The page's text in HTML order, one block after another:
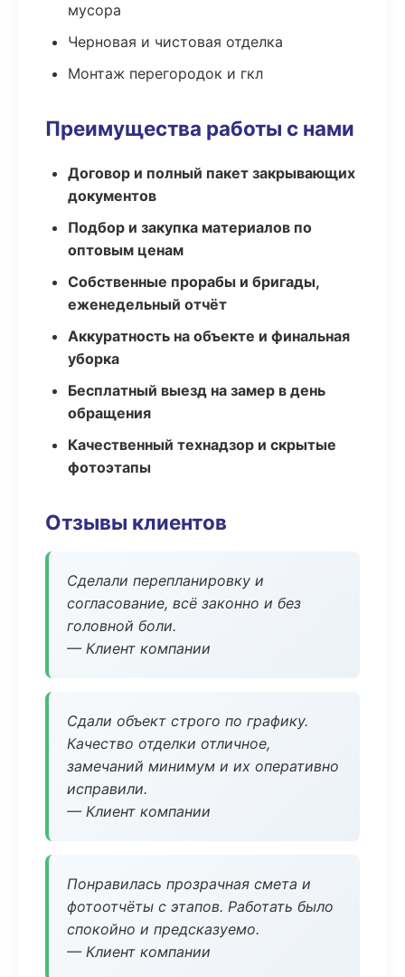
мусора
Черновая и чистовая отделка
Монтаж перегородок и гкл
Преимущества работы с нами
Договор и полный пакет закрывающих
документов
Подбор и закупка материалов по
оптовым ценам
Собственные прорабы и бригады,
еженедельный отчёт
Аккуратность на объекте и финальная
уборка
Бесплатный выезд на замер в день
обращения
Качественный технадзор и скрытые
фотоэтапы
Отзывы клиентов
Сделали перепланировку и
согласование, всё законно и без
головной боли.
— Клиент компании
Сдали объект строго по графику.
Качество отделки отличное,
замечаний минимум и их оперативно
исправили.
— Клиент компании
Понравилась прозрачная смета и
фотоотчёты с этапов. Работать было
спокойно и предсказуемо.
— Клиент компании